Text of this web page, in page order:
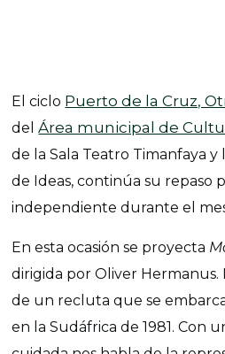
El ciclo Puerto de la Cruz,
delÁrea municipal de
de la Sala Teatro Timanfaya
de Ideas, continúa su repaso
independiente durante el
En esta ocasión se proyecta
dirigida por Oliver Hermanus.
de un recluta que se
en la Sudáfrica de 1981. Con